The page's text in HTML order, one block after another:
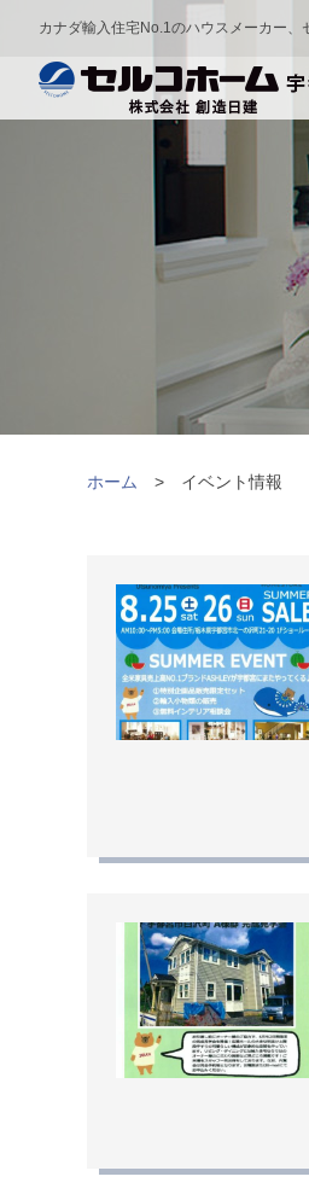
カナダ輸入住宅No.1のハウスメーカー、
ホーム イベント情報